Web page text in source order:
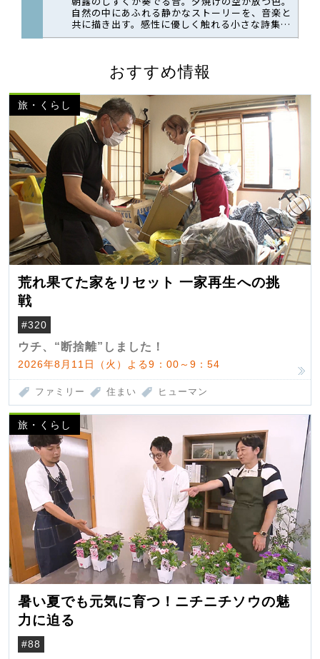
おすすめ情報
旅・くらし
荒れ果てた家をリセット 一家再生への挑
戦
#320
ウチ、“断捨離”しました！
2026年8月11日（火）よる9：00～9：54
ファミリー 住まい ヒューマン
旅・くらし
暑い夏でも元気に育つ！ニチニチソウの魅
力に迫る
#88